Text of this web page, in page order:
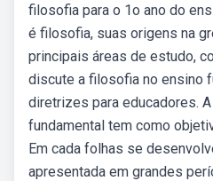
filosofia para o 1o ano do
é filosofia, suas origens na
principais áreas de estudo,
discute a filosofia no ensino
diretrizes para educadores.
fundamental tem como
Em cada folhas se
apresentada em grandes